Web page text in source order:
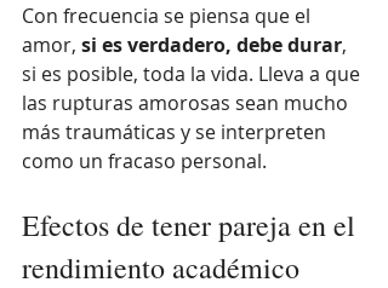
Con frecuencia se piensa que el
amor, si es verdadero, debe durar,
si es posible, toda la vida. Lleva a que
las rupturas amorosas sean mucho
más traumáticas y se interpreten
como un fracaso personal.
Efectos de tener pareja en el
rendimiento académico